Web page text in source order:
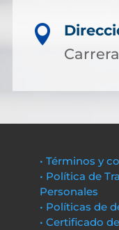

• Términos y
• Política de
Personales
• Políticas de
• Certificado